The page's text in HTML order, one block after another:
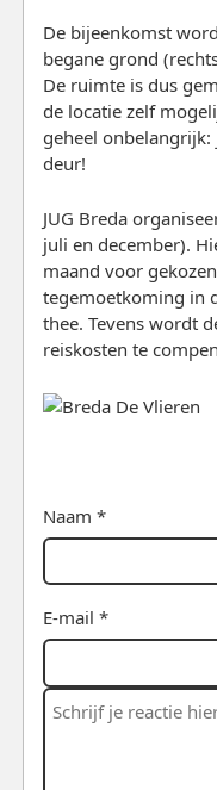
De bijeenkomst
begane grond
De ruimte is dus
de locatie zelf
geheel
deur!
JUG Breda
juli en december).
maand voor
tegemoetkoming in
thee. Tevens wordt
reiskosten te
Naam *
E-mail *